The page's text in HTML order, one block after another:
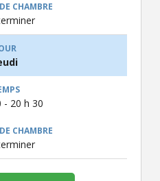
- 20 h 30